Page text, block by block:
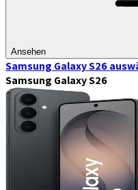
Ansehen
Samsung Galaxy S26
Samsung Galaxy S26